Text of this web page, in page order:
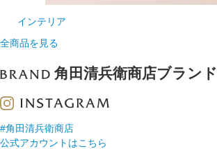
インテリア
全商品を見る
角田清兵衛商店ブランド
#角田清兵衛商店
公式アカウントはこちら